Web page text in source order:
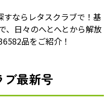
ならレタスクラブで！基
、日々のへとへとから解放
品をご紹介！
ブ最新号